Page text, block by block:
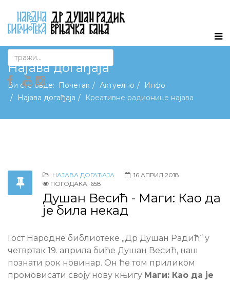
Најава догађаја
Ви сте овде: Почетак Актуелно
Инфо
Најава догађаја
Креативне радионице најава
НАЈАВА ДОГАЂАЈА
16 АПРИЛ 2018
ПОГОДАКА: 658
Душан Весић - Маги: Као да
је била некад
Гост Народне библиотеке „Др Душан Радић“ у
четвртак 19. априла биће Душан Весић, наш
познати рок новинар. Он ће том приликом
промовисати своју нову књигу Маги: Као да је